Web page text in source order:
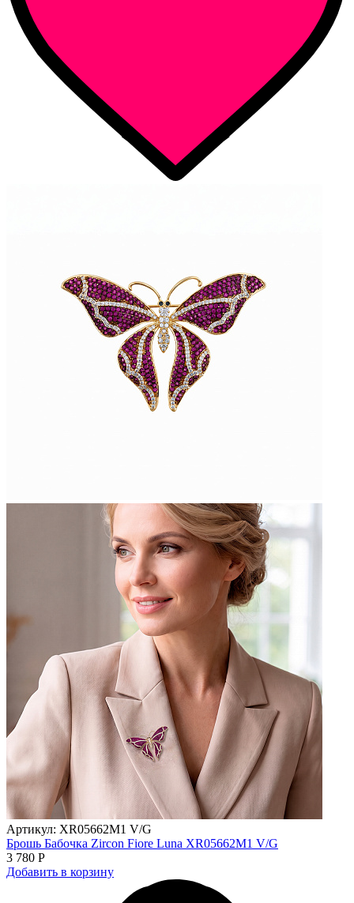
Артикул: XR05662M1 V/G
Брошь Бабочка Zircon Fiore Luna XR05662M1 V/G
3 780 Р
Добавить в корзину